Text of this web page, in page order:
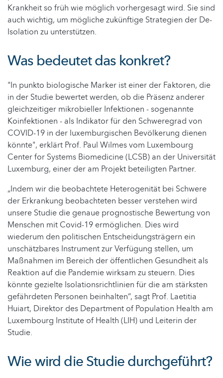
Krankheit so früh wie möglich vorhergesagt wird. Sie sind
auch wichtig, um mögliche zukünftige Strategien der De-
Isolation zu unterstützen.
Was bedeutet das konkret?
"In punkto biologische Marker ist einer der Faktoren, die
in der Studie bewertet werden, ob die Präsenz anderer
gleichzeitiger mikrobieller Infektionen - sogenannte
Koinfektionen - als Indikator für den Schweregrad von
COVID-19 in der luxemburgischen Bevölkerung dienen
könnte", erklärt Prof. Paul Wilmes vom Luxembourg
Center for Systems Biomedicine (LCSB) an der Universität
Luxemburg, einer der am Projekt beteiligten Partner.
„Indem wir die beobachtete Heterogenität bei Schwere
der Erkrankung beobachteten besser verstehen wird
unsere Studie die genaue prognostische Bewertung von
Menschen mit Covid-19 ermöglichen. Dies wird
wiederum den politischen Entscheidungsträgern ein
unschätzbares Instrument zur Verfügung stellen, um
Maßnahmen im Bereich der öffentlichen Gesundheit als
Reaktion auf die Pandemie wirksam zu steuern. Dies
könnte gezielte Isolationsrichtlinien für die am stärksten
gefährdeten Personen beinhalten“, sagt Prof. Laetitia
Huiart, Direktor des Department of Population Health am
Luxembourg Institute of Health (LIH) und Leiterin der
Studie.
Wie wird die Studie durchgeführt?